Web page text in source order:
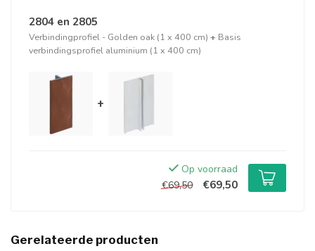
2804 en 2805
Verbindingprofiel - Golden oak (1 x 400 cm) + Basis
verbindingsprofiel aluminium (1 x 400 cm)
+
Op voorraad
€69,50
€69,50
Gerelateerde producten